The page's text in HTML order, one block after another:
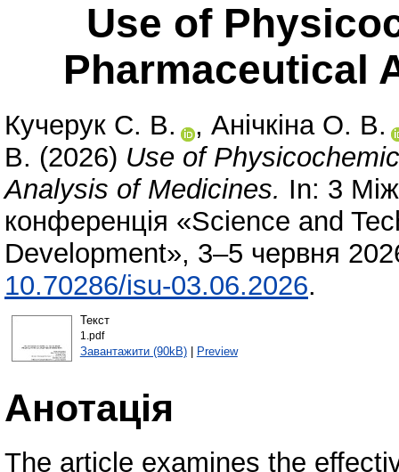
Use of
Pharmaceutical
Кучерук С. В. , Анічкіна О. В.
В. (2026) Use of
Analysis of Medicines. In: 3
конференція «Science and
Development», 3–5 червня
10.70286/isu-03.06.2026.
Текст
1.pdf
Завантажити (90kB)| Preview
Анотація
The article examines the